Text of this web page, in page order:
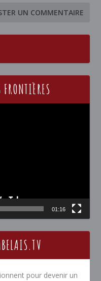
01:16
pour devenir un